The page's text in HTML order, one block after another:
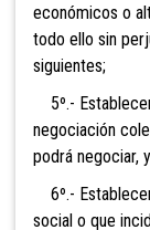
económicos o
todo ello sin
siguientes;
5º.-
negociación
podrá negociar, y
6º.-
social o que